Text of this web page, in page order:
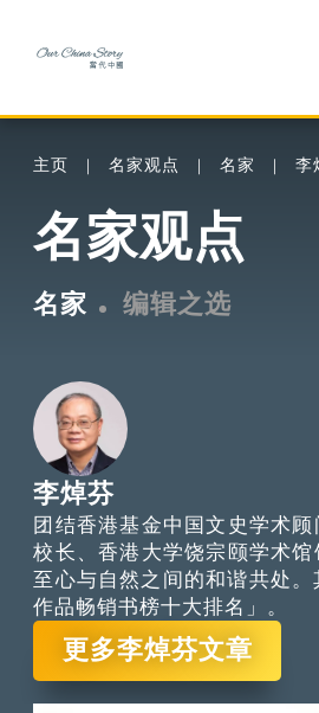
主页 名家观点 名家 李
名家观点
名家 编辑之选
李焯芬
团结香港基金中国文史学术
校长、香港大学饶宗颐学术
至心与自然之间的和谐共处
作品畅销书榜十大排名」。
更多李焯芬文章